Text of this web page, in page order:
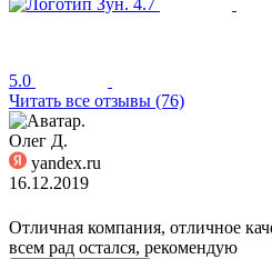
4.7
5.0
Читать все отзывы (76)
Олег Д.
yandex.ru
16.12.2019
Отличная компания, отличное
всем рад остался, рекомендую